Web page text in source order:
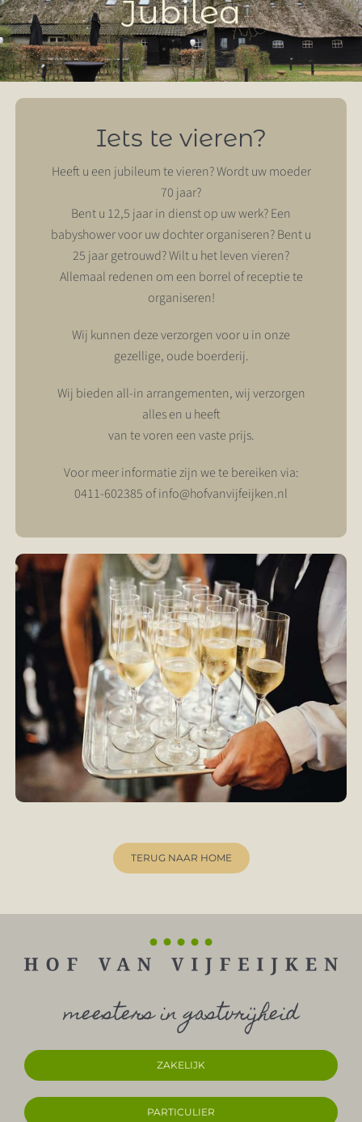
OVER ONS
SJOERTENBRAU
JUBILEA
BORREL
VRIENDENWEEKEND
FAMILIEWEEKEND
Jubilea
Iets te vieren?
Heeft u een jubileum te vieren? Wordt uw moeder
70 jaar?
Bent u 12,5 jaar in dienst op uw werk? Een
babyshower voor uw dochter organiseren? Bent u
25 jaar getrouwd? Wilt u het leven vieren?
Allemaal redenen om een borrel of receptie te
organiseren!
Wij kunnen deze verzorgen voor u in onze
gezellige, oude boerderij.
Wij bieden all-in arrangementen, wij verzorgen
alles en u heeft
van te voren een vaste prijs.
Voor meer informatie zijn we te bereiken via:
0411-602385 ofinfo@hofvanvijfeijken.nl
TERUG NAAR HOME
meesters in gastvrijheid
ZAKELIJK
PARTICULIER